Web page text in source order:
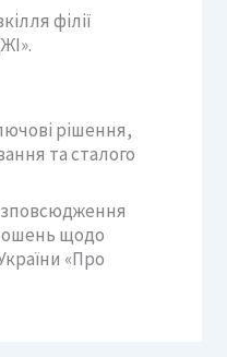
філії
рішення,
та сталого
щодо
«Про